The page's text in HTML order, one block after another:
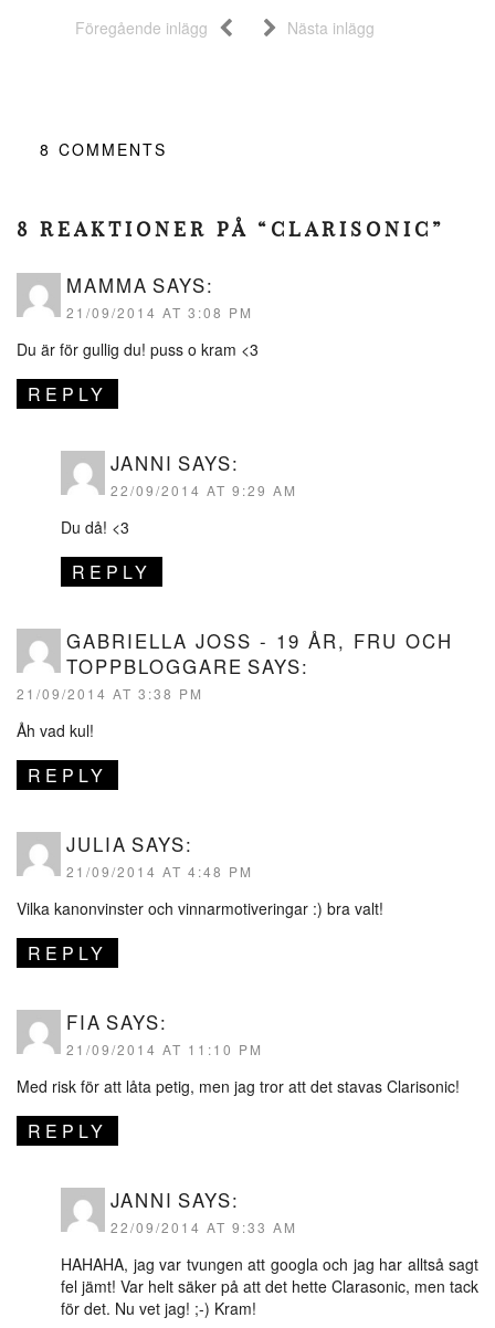
Föregående inlägg Nästa inlägg
8 COMMENTS
8 REAKTIONER PÅ “CLARISONIC”
MAMMA SAYS:
21/09/2014 AT 3:08 PM
Du är för gullig du! puss o kram <3
REPLY
JANNI SAYS:
22/09/2014 AT 9:29 AM
Du då! <3
REPLY
GABRIELLA JOSS - 19 ÅR, FRU OCH
TOPPBLOGGARE SAYS:
21/09/2014 AT 3:38 PM
Åh vad kul!
REPLY
JULIA SAYS:
21/09/2014 AT 4:48 PM
Vilka kanonvinster och vinnarmotiveringar :) bra valt!
REPLY
FIA SAYS:
21/09/2014 AT 11:10 PM
Med risk för att låta petig, men jag tror att det stavas Clarisonic!
REPLY
JANNI SAYS:
22/09/2014 AT 9:33 AM
HAHAHA, jag var tvungen att googla och jag har alltså sagt
fel jämt! Var helt säker på att det hette Clarasonic, men tack
för det. Nu vet jag! ;-) Kram!